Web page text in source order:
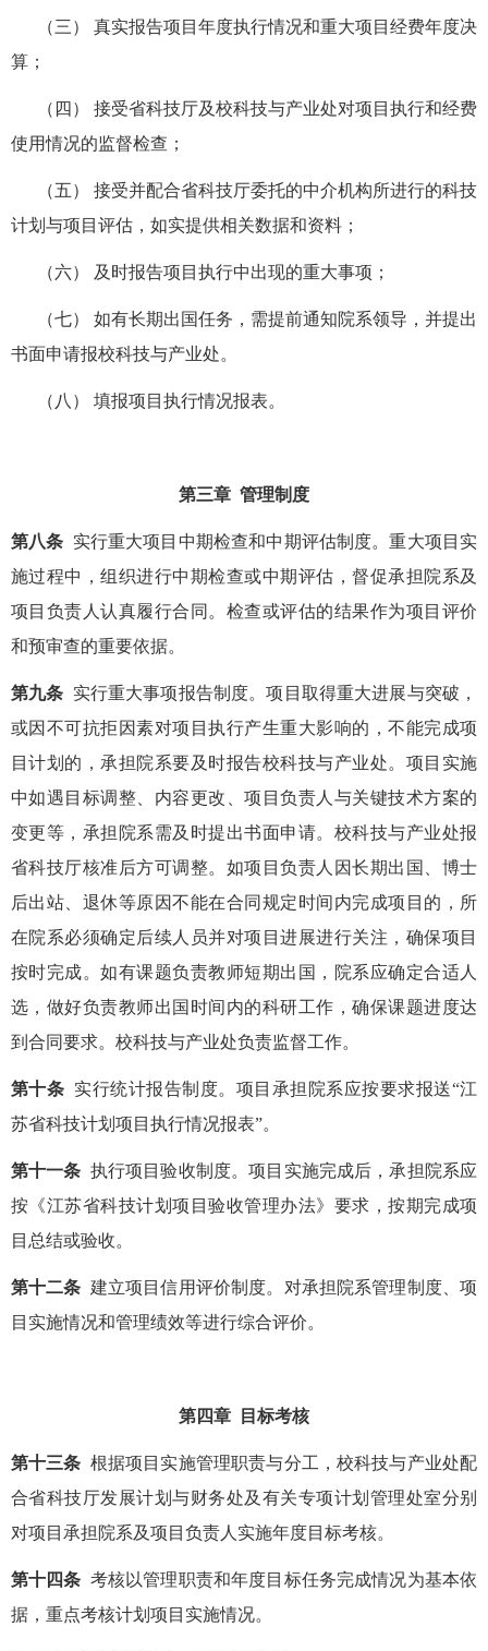
（三） 真实报告项目年度执行情况和重大项目经费年度决
算；
（四） 接受省科技厅及校科技与产业处对项目执行和经费
使用情况的监督检查；
（五） 接受并配合省科技厅委托的中介机构所进行的科技
计划与项目评估，如实提供相关数据和资料；
（六） 及时报告项目执行中出现的重大事项；
（七） 如有长期出国任务，需提前通知院系领导，并提出
书面申请报校科技与产业处。
（八） 填报项目执行情况报表。
第三章 管理制度
第八条 实行重大项目中期检查和中期评估制度。重大项目实
施过程中，组织进行中期检查或中期评估，督促承担院系及
项目负责人认真履行合同。检查或评估的结果作为项目评价
和预审查的重要依据。
第九条 实行重大事项报告制度。项目取得重大进展与突破，
或因不可抗拒因素对项目执行产生重大影响的，不能完成项
目计划的，承担院系要及时报告校科技与产业处。项目实施
中如遇目标调整、内容更改、项目负责人与关键技术方案的
变更等，承担院系需及时提出书面申请。校科技与产业处报
省科技厅核准后方可调整。如项目负责人因长期出国、博士
后出站、退休等原因不能在合同规定时间内完成项目的，所
在院系必须确定后续人员并对项目进展进行关注，确保项目
按时完成。如有课题负责教师短期出国，院系应确定合适人
选，做好负责教师出国时间内的科研工作，确保课题进度达
到合同要求。校科技与产业处负责监督工作。
第十条 实行统计报告制度。项目承担院系应按要求报送“江
苏省科技计划项目执行情况报表”。
第十一条 执行项目验收制度。项目实施完成后，承担院系应
按《江苏省科技计划项目验收管理办法》要求，按期完成项
目总结或验收。
第十二条 建立项目信用评价制度。对承担院系管理制度、项
目实施情况和管理绩效等进行综合评价。
第四章 目标考核
第十三条 根据项目实施管理职责与分工，校科技与产业处配
合省科技厅发展计划与财务处及有关专项计划管理处室分别
对项目承担院系及项目负责人实施年度目标考核。
第十四条 考核以管理职责和年度目标任务完成情况为基本依
据，重点考核计划项目实施情况。